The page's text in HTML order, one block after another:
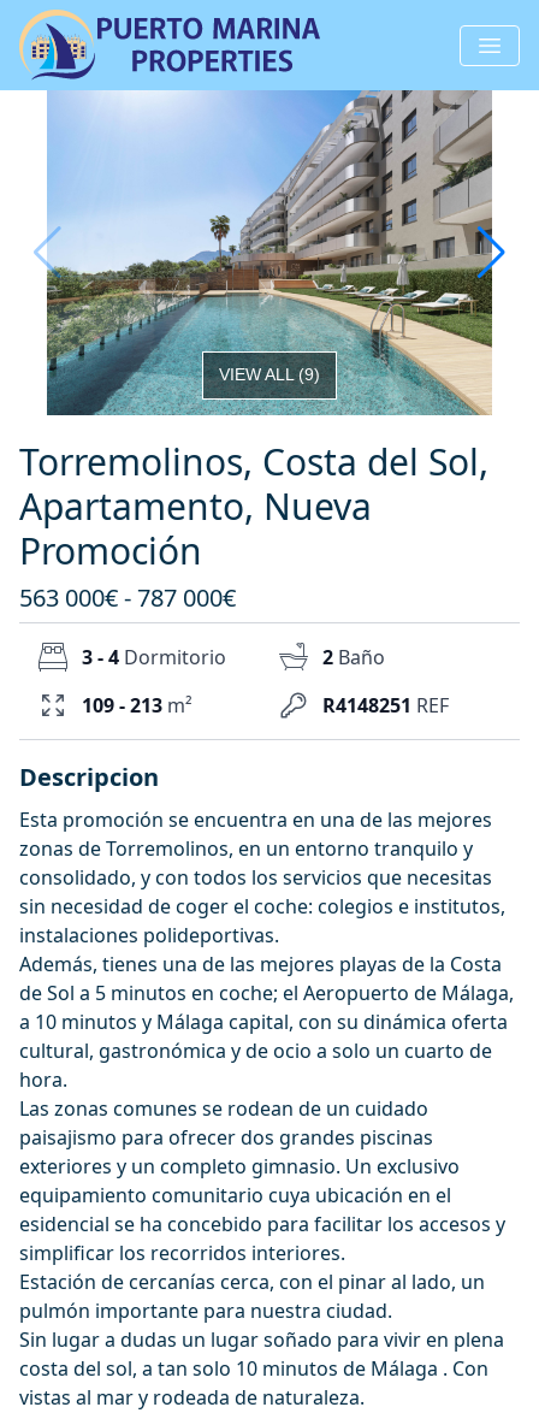
VIEW ALL(9)
Torremolinos, Costa del Sol,
Apartamento, Nueva
Promoción
563 000€ - 787 000€
R4148251 REF
3 - 4 Dormitorio 2 Baño
109 - 213 m²
Descripcion
Esta promoción se encuentra en una de las mejores
zonas de Torremolinos, en un entorno tranquilo y
consolidado, y con todos los servicios que necesitas
sin necesidad de coger el coche: colegios e institutos,
instalaciones polideportivas.
Además, tienes una de las mejores playas de la Costa
de Sol a 5 minutos en coche; el Aeropuerto de Málaga,
a 10 minutos y Málaga capital, con su dinámica oferta
cultural, gastronómica y de ocio a solo un cuarto de
hora.
Las zonas comunes se rodean de un cuidado
paisajismo para ofrecer dos grandes piscinas
exteriores y un completo gimnasio. Un exclusivo
equipamiento comunitario cuya ubicación en el
esidencial se ha concebido para facilitar los accesos y
simplificar los recorridos interiores.
Estación de cercanías cerca, con el pinar al lado, un
pulmón importante para nuestra ciudad.
Sin lugar a dudas un lugar soñado para vivir en plena
costa del sol, a tan solo 10 minutos de Málaga . Con
vistas al mar y rodeada de naturaleza.